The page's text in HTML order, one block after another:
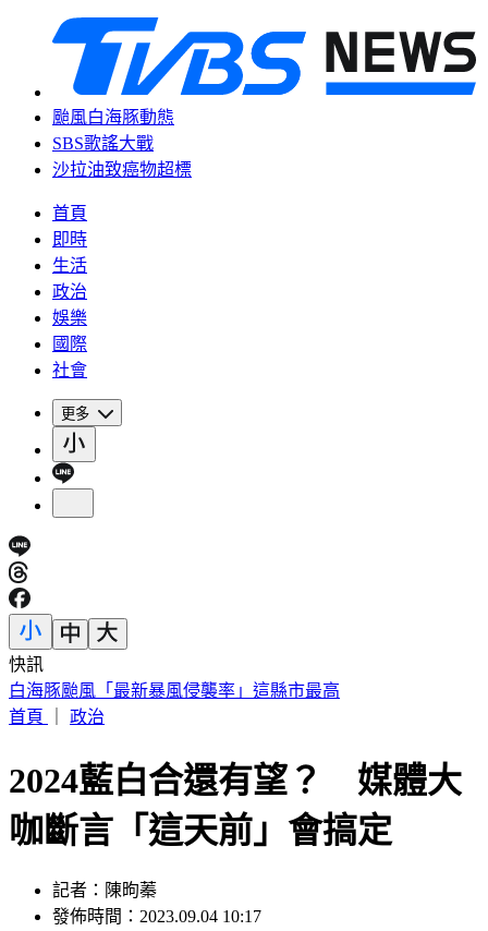
颱風白海豚動態
SBS歌謠大戰
沙拉油致癌物超標
首頁
即時
生活
政治
娛樂
國際
社會
更多
快訊
開砲東發號不厚道 詹江村：沒必要先找蔣萬安簽名再嘲諷
首頁
政治
2024藍白合還有望？ 媒體大
咖斷言「這天前」會搞定
記者：陳昫蓁
發佈時間：2023.09.04 10:17